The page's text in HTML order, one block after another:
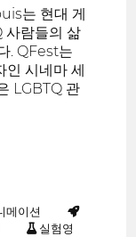
는 현대 게
사람들의 삶
. QFest는
시네마 세
LGBTQ 관
메이션
실험영